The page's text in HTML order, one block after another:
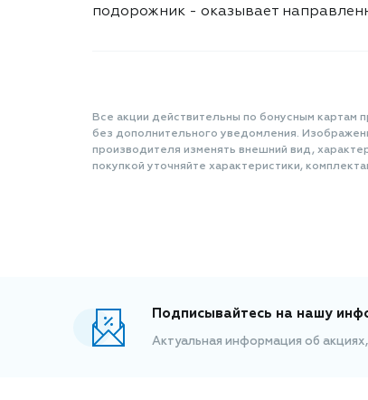
подорожник - оказывает
Все акции действительны по бонусным картам
без дополнительного уведомления.
производителя изменять внешний вид,
покупкой уточняйте характеристики,
Подписывайтесь на нашу
Актуальная информация об